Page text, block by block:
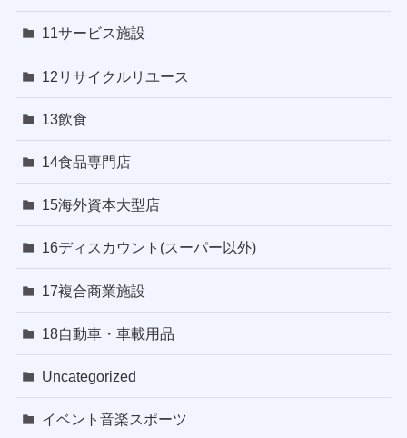
11サービス施設
12リサイクルリユース
13飲食
14食品専門店
15海外資本大型店
16ディスカウント(スーパー以外)
17複合商業施設
18自動車・車載用品
Uncategorized
イベント音楽スポーツ